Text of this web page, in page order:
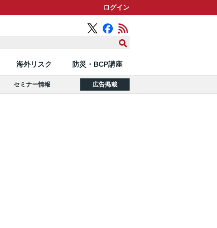
ログイン
海外リスク 防災・BCP講座
セミナー情報 広告掲載